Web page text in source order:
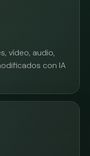
vídeo, audio,
con IA